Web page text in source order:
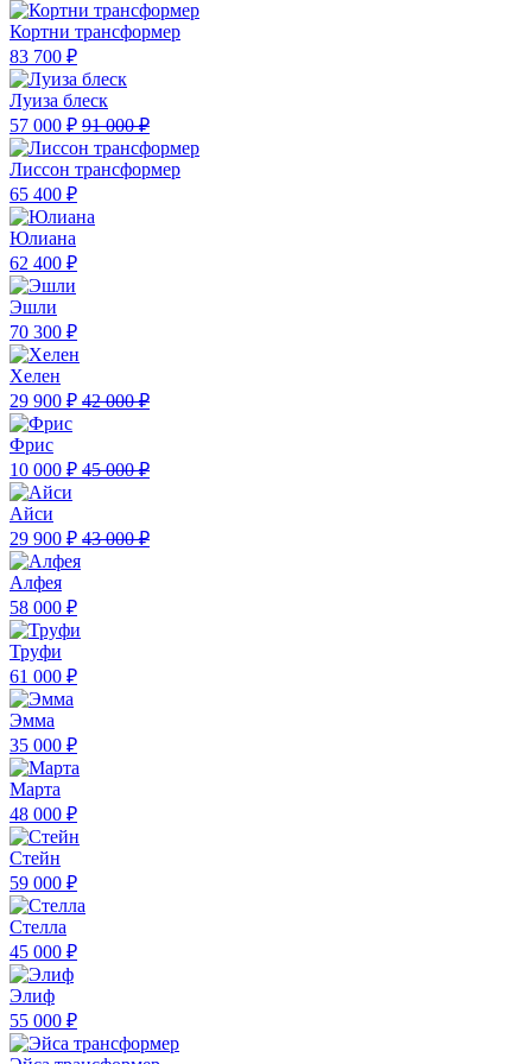
Кортни трансформер
83 700 ₽
Луиза блеск
57 000 ₽ 91 000 ₽
Лиссон трансформер
65 400 ₽
Юлиана
62 400 ₽
Эшли
70 300 ₽
Хелен
29 900 ₽ 42 000 ₽
Фрис
10 000 ₽ 45 000 ₽
Айси
29 900 ₽ 43 000 ₽
Алфея
58 000 ₽
Труфи
61 000 ₽
Эмма
35 000 ₽
Марта
48 000 ₽
Стейн
59 000 ₽
Стелла
45 000 ₽
Элиф
55 000 ₽